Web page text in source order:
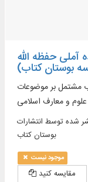
آملی حفظه الله
بوستان کتاب)
مشتمل بر موضوعات
علوم و معارف اسلامی
شده توسط انتشارات
بوستان کتاب
موجود نیست
مقایسه کنید